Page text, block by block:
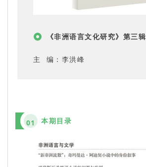
《非洲语言文化研究》第三辑
主 编：李洪峰
01 本期目录